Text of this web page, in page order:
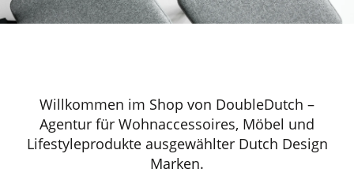
Willkommen im Shop von DoubleDutch –
Agentur für Wohnaccessoires, Möbel und
Lifestyleprodukte ausgewählter Dutch Design
Marken.